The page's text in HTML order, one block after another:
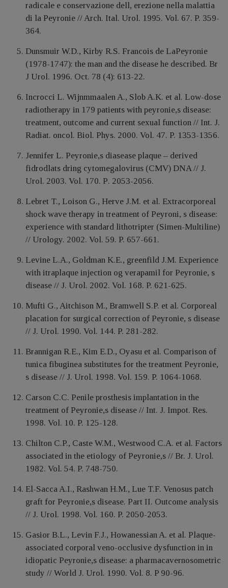
radicale e conservazione dell, erezione nella malattia
di la Peyronie // Arch. Ital. Urol. 1995. Vol. 67. P. 359-
364.
Dunsmuir W.D., Kirby R.S. Francois de LaPeyronie
(1978-1747): the man and the disease he described. Br
J Urol. 1996. Oct. 78 (4): 613-22.
Incrocci L. Wijnmmaalen A., Slob A.K. et al. Low-dose
radiotherapy in 179 patients with peyronie,s disease:
treatment, outcome and current sexual function // Int. J.
Radiat. oncol. Biol. Phys. 2000. Vol. 47. P. 1353-1356.
Jennifer L. Peyronie,s diasease plaque – derived
fidrodlats dring cytomegalovirus (CMV) DNA // J.
Urol. 2003. Vol. 170. Р. 2053-2056.
Lebret T., Loison G., Herve J.M. et al. Extracorporeal
shock wave therapy in treatment of Peyroni, s disease:
experience with standard lithotripter (Simen-Multiline)
// Urology. 2002. Vol. 59. P. 657-661.
Levine L.A., Goldman K.E., greenfild J.M. Experience
with itraplaque injection og verapamil for Peyronie, s
disease // J. Urol. 2002. Vol. 168. P. 621-625.
Mufti G., Aitchison M., Bramwell S.P. et al. Corporeal
placation for surgical correction of Peyronie, s disease
// J. Urol. 1990. Vol. 144. P. 281-282.
Brannigan R.E., Kim E.D., Oyasu et al. Comparison of
tunica fibuginea substitutes for the treatment Peyronie,
s disease // J. Urol. 1998. Vol. 159. P. 1064-1068.
Carson C.C. Penile prosthesis implantation in the
treatment of Peyronie,s disease // Int. J. Impot. Res.
1998. Vol. 10. P. 125-128.
Chilton C.P., Caste W.M., Westwood C.A. et al. Factors
associated in the etiology of Peyronie,s // Br. J. Urol.
1982. Vol. 54. P. 748-750.
El-Sacca A.I., Rashwan H.M., Lue T.F. Venosus patch
graft for Peyronie,s disease. Part II. Outcome analysis
// J. Urol. 1998. Vol. 160. P. 2050-2053.
Gasior B.L., Levin F.J., Howanessian A. et al. Plaque-
associated corporal veno-occlusive dysfunction in in
idiopatic Peyronie,s disease: a pharmacavernosometric
study // World J. Urol. 1990. Vol. 8. P 90-96.